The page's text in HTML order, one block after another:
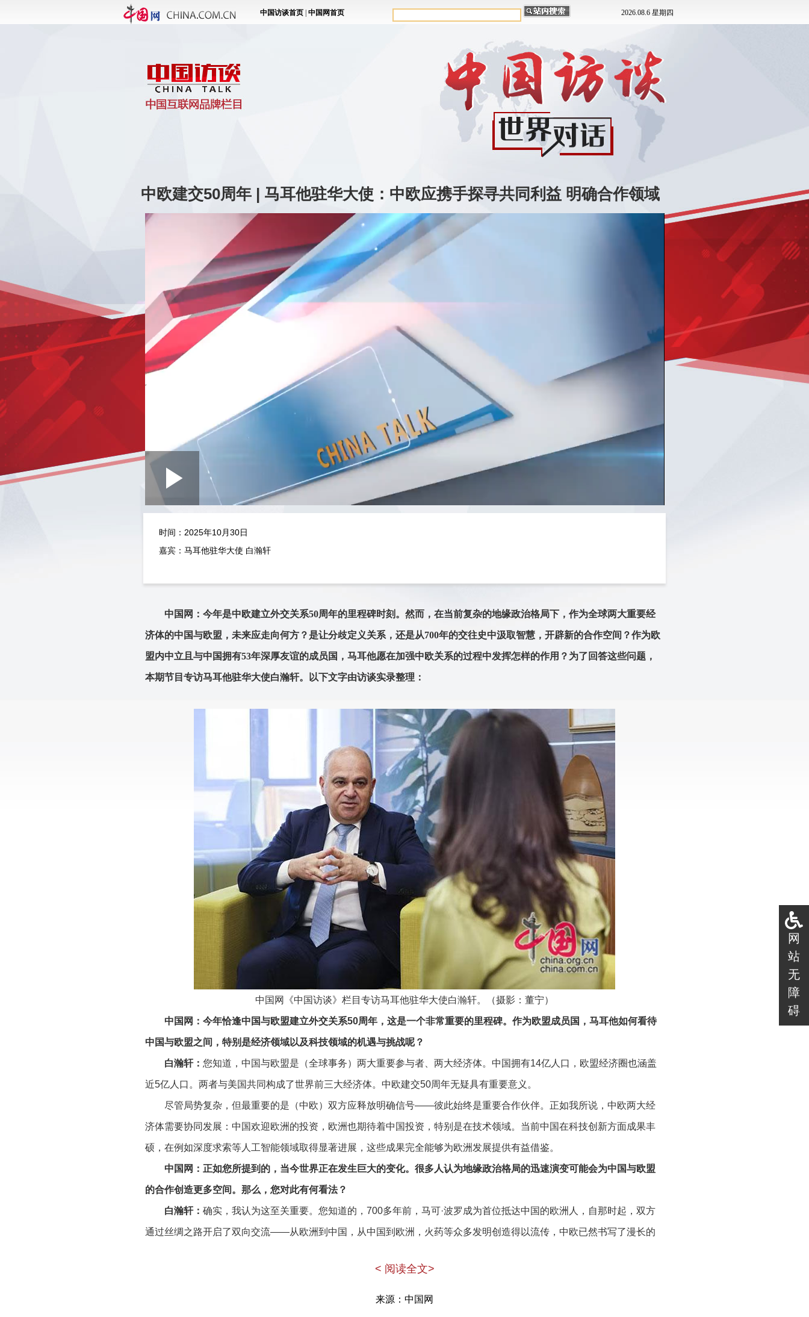
中欧建交50周年 | 马耳他驻华大使：中欧应携手探寻共同利益 明确合作领域
Play
Video
Picture
时间：2025年10月30日
嘉宾： 马耳他驻华大使 白瀚轩
中国网：今年是中欧建立外交关系50周年的里程碑时刻。然而，在当前复杂的地缘政治格局下，作为全球两大重要经
济体的中国与欧盟，未来应走向何方？是让分歧定义关系，还是从700年的交往史中汲取智慧，开辟新的合作空间？作为欧
盟内中立且与中国拥有53年深厚友谊的成员国，马耳他愿在加强中欧关系的过程中发挥怎样的作用？为了回答这些问题，
本期节目专访马耳他驻华大使白瀚轩。以下文字由访谈实录整理：
中国网《中国访谈》栏目专访马耳他驻华大使白瀚轩。（摄影：董宁）
中国网：今年恰逢中国与欧盟建立外交关系50周年，这是一个非常重要的里程碑。作为欧盟成员国，马耳他如何看待
中国与欧盟之间，特别是经济领域以及科技领域的机遇与挑战呢？
白瀚轩： 您知道，中国与欧盟是（全球事务）两大重要参与者、两大经济体。中国拥有14亿人口，欧盟经济圈也涵盖
近5亿人口。两者与美国共同构成了世界前三大经济体。中欧建交50周年无疑具有重要意义。
尽管局势复杂，但最重要的是（中欧）双方应释放明确信号——彼此始终是重要合作伙伴。正如我所说，中欧两大经
济体需要协同发展：中国欢迎欧洲的投资，欧洲也期待着中国投资，特别是在技术领域。当前中国在科技创新方面成果丰
硕，在例如深度求索等人工智能领域取得显著进展，这些成果完全能够为欧洲发展提供有益借鉴。
中国网：正如您所提到的，当今世界正在发生巨大的变化。很多人认为地缘政治格局的迅速演变可能会为中国与欧盟
的合作创造更多空间。那么，您对此有何看法？
白瀚轩： 确实，我认为这至关重要。您知道的，700多年前，马可·波罗成为首位抵达中国的欧洲人，自那时起，双方
通过丝绸之路开启了双向交流——从欧洲到中国，从中国到欧洲，火药等众多发明创造得以流传，中欧已然书写了漫长的
迁需要被更多马耳他人乃至欧洲民众所理解。许多欧洲人对中国的认知仍停留在陈旧印象中，唯有亲身来到这片土地才能
感知真实的中国。同样重要的是，中国也需要认识到欧洲人所珍视的某些特质与价值观。双方都需要在理解中寻求平衡
< 阅读全文>
来源：中国网
网
站
无
障
碍